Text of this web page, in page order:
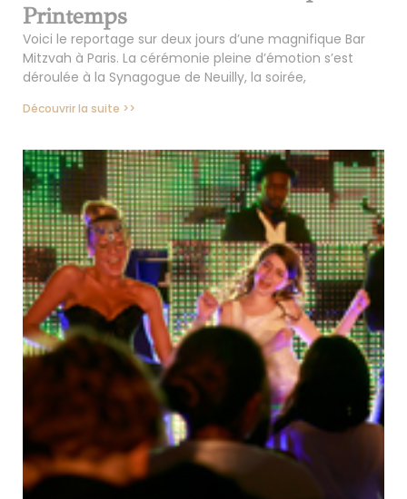
Printemps
Voici le reportage sur deux jours d’une magnifique Bar
Mitzvah à Paris. La cérémonie pleine d’émotion s’est
déroulée à la Synagogue de Neuilly, la soirée,
Découvrir la suite >>